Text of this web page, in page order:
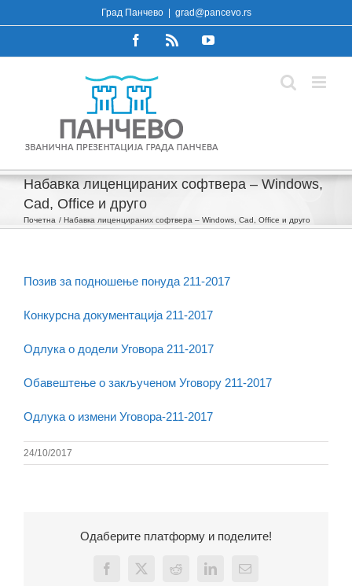
to
Град Панчево grad@pancevo.rs
FacebookRss YouTube
Набавка лиценцираних софтвера – Windows,
Cad, Office и друго
Почетна Набавка лиценцираних софтвера – Windows, Cad, Office и друго
Позив за подношење понуда 211-2017
Конкурсна документација 211-2017
Одлука о додели Уговора 211-2017
Обавештење о закљученом Уговору 211-2017
Одлука о измени Уговора-211-2017
24/10/2017
Одаберите платформу и поделите!
Facebook
X Reddit LinkedInEmail